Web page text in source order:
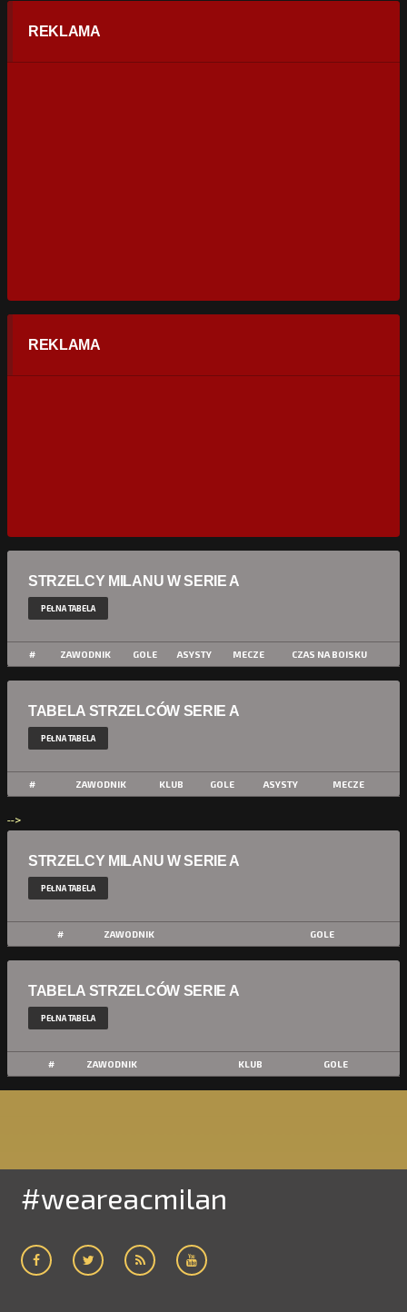
REKLAMA
REKLAMA
STRZELCY MILANU W SERIE A
PEŁNA TABELA
# ZAWODNIK GOLE ASYSTY MECZE CZAS NA BOISKU
TABELA STRZELCÓW SERIE A
PEŁNA TABELA
# ZAWODNIK KLUB GOLE ASYSTY MECZE
-->
STRZELCY MILANU W SERIE A
PEŁNA TABELA
# ZAWODNIK GOLE
TABELA STRZELCÓW SERIE A
PEŁNA TABELA
# ZAWODNIK KLUB GOLE
#weareacmilan